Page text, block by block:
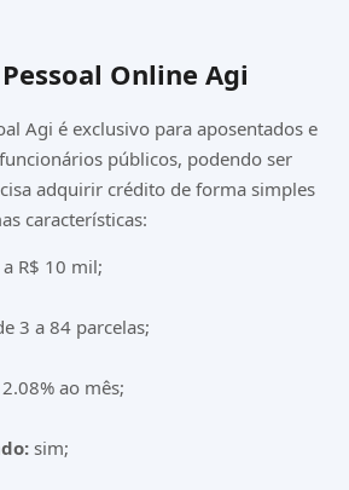
Online Agi
Agi é exclusivo para aposentados e
públicos, podendo ser
adquirir crédito de forma simples
características:
R$ 10 mil;
3 a 84 parcelas;
ao mês;
sim;